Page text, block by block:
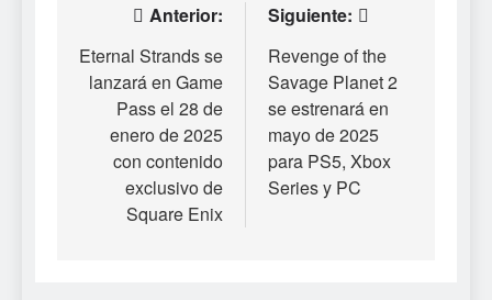
Navegación
de
entradas
Anterior:
Eternal Strands se
lanzará en Game
Pass el 28 de
enero de 2025
con contenido
exclusivo de
Square Enix
Siguiente:
Revenge of the
Savage Planet 2
se estrenará en
mayo de 2025
para PS5, Xbox
Series y PC